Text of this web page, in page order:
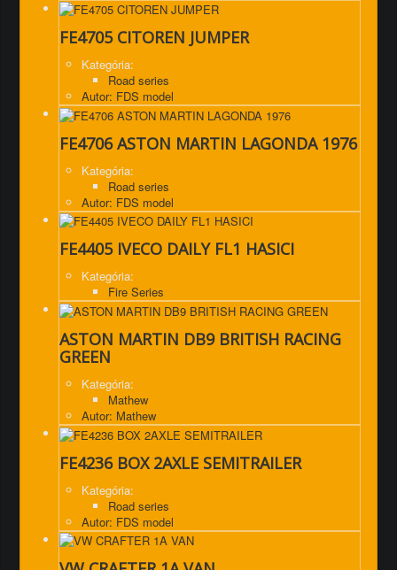
FE4705 CITOREN JUMPER
Kategória:
Road series
Autor: FDS model
FE4706 ASTON MARTIN LAGONDA 1976
Kategória:
Road series
Autor: FDS model
FE4405 IVECO DAILY FL1 HASICI
Kategória:
Fire Series
ASTON MARTIN DB9 BRITISH RACING
GREEN
Kategória:
Mathew
Autor: Mathew
FE4236 BOX 2AXLE SEMITRAILER
Kategória:
Road series
Autor: FDS model